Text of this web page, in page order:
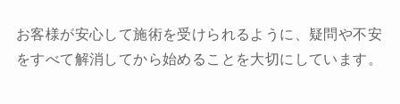
お客様が安心して施術を受けられるように、疑問や不安
をすべて解消してから始めることを大切にしています。